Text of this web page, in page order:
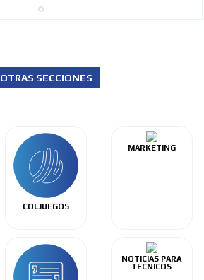
OTRAS SECCIONES
COLJUEGOS
MARKETING
NOTICIAS PARA
TECNICOS